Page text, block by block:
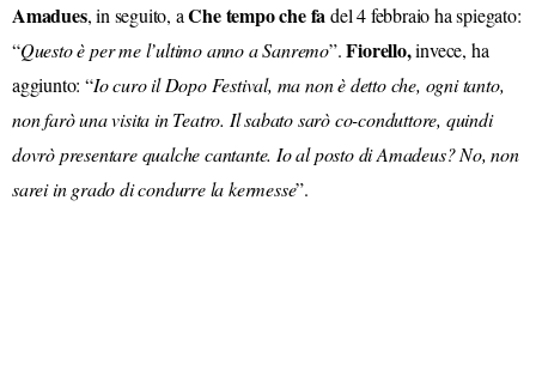
Amadues, in seguito, aChe tempo che fadel 4 febbraio ha spiegato:
“Questo è per me l’ultimo anno a Sanremo”.Fiorello,invece, ha
aggiunto: “Io curo il Dopo Festival, ma non è detto che, ogni tanto,
non farò una visita in Teatro. Il sabato sarò co-conduttore, quindi
dovrò presentare qualche cantante. Io al posto di Amadeus? No, non
sarei in grado di condurre la kermesse”.